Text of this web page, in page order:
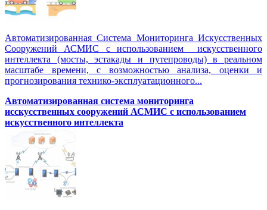
Автоматизированная Система Мониторинга Искусственных
Сооружений АСМИС с использованием искусственного
интеллекта (мосты, эстакады и путепроводы) в реальном
масштабе времени, с возможностью анализа, оценки и
прогнозирования технико-эксплуатационного...
Автоматизированная система мониторинга
исскусственных сооружений АСМИС с использованием
искусственного интеллекта